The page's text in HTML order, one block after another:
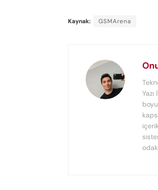
Kaynak: GSMArena